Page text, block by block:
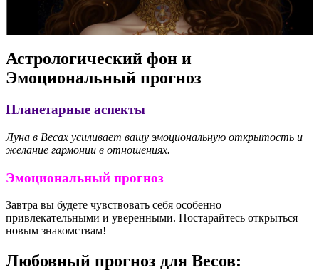
Астрологический фон и
Эмоциональный прогноз
Планетарные аспекты
Луна в Весах усиливает вашу эмоциональную открытость и
желание гармонии в отношениях.
Эмоциональный прогноз
Завтра вы будете чувствовать себя особенно
привлекательными и уверенными. Постарайтесь открыться
новым знакомствам!
Любовный прогноз для Весов: